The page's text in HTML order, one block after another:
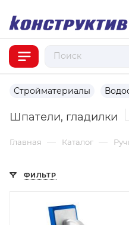
Стройматериалы
Шпатели, гладилки
Главная — Каталог —
ФИЛЬТР